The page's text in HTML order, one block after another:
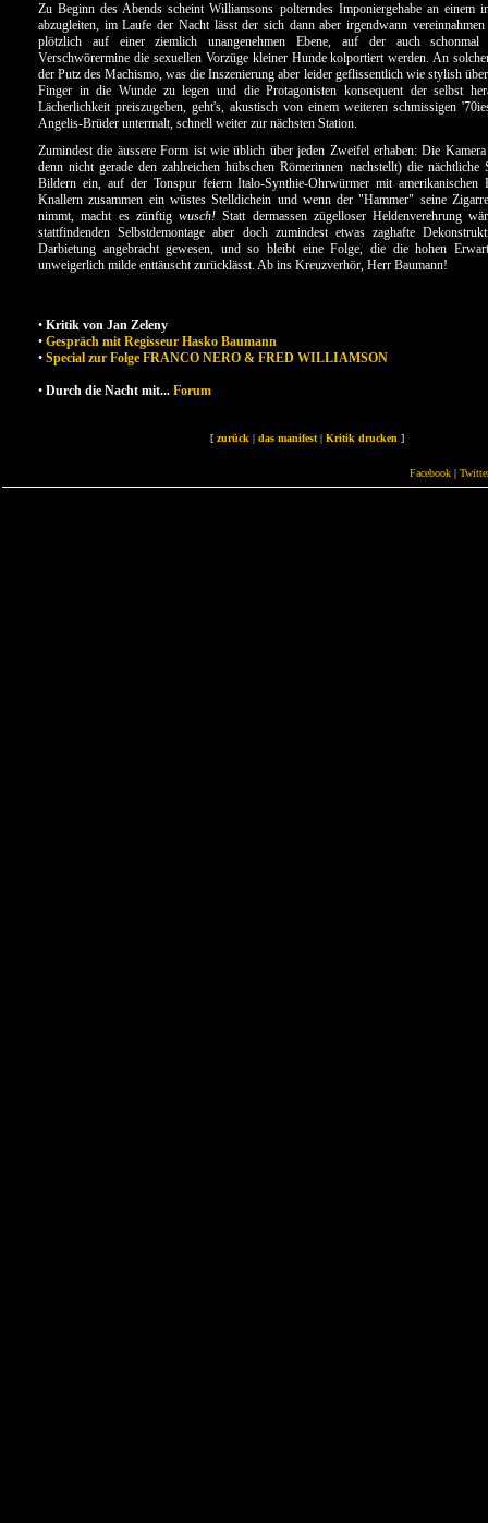
Zu Beginn des Abends scheint Williamsons polterndes Imponiergehabe an einem
abzugleiten, im Laufe der Nacht lässt der sich dann aber irgendwann
plötzlich auf einer ziemlich unangenehmen Ebene, auf der auch schonmal
Verschwörermine die sexuellen Vorzüge kleiner Hunde kolportiert werden. An
der Putz des Machismo, was die Inszenierung aber leider geflissentlich wie stylish
Finger in die Wunde zu legen und die Protagonisten konsequent der selbst
Lächerlichkeit preiszugeben, geht's, akustisch von einem weiteren schmissigen
Angelis-Brüder untermalt, schnell weiter zur nächsten Station.
Zumindest die äussere Form ist wie üblich über jeden Zweifel erhaben: Die
denn nicht gerade den zahlreichen hübschen Römerinnen nachstellt) die nächtliche
Bildern ein, auf der Tonspur feiern Italo-Synthie-Ohrwürmer mit amerikanischen
Knallern zusammen ein wüstes Stelldichein und wenn der "Hammer" seine
nimmt, macht es zünftigwusch! Statt dermassen zügelloser Heldenverehrung
stattfindenden Selbstdemontage aber doch zumindest etwas zaghafte
Darbietung angebracht gewesen, und so bleibt eine Folge, die die hohen
unweigerlich milde enttäuscht zurücklässt. Ab ins Kreuzverhör, Herr Baumann!
• Kritik von Jan Zeleny
• Gespräch mit Regisseur Hasko Baumann
• Special zur Folge FRANCO NERO & FRED WILLIAMSON
• Durch die Nacht mit... Forum
[zurück |das manifest |Kritik drucken ]
Facebook |